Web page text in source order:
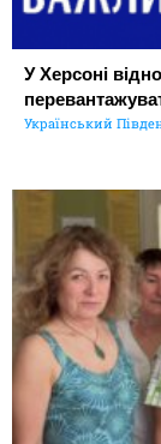
У Херсоні
Український